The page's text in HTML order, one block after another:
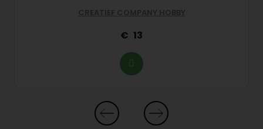
CREATIEF COMPANY HOBBY
13